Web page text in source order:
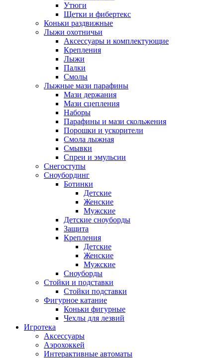
Утюги
Щетки и фибертекс
Коньки раздвижные
Лыжи охотничьи
Аксессуары и комплектующие
Крепления
Лыжи
Палки
Смолы
Лыжные мази парафины
Мази держания
Мази сцепления
Наборы
Парафины и мази скольжения
Порошки и ускорители
Смола лыжная
Смывки
Спреи и эмульсии
Снегоступы
Сноубординг
Ботинки
Детские
Женские
Мужские
Детские сноуборды
Защита
Крепления
Детские
Женские
Мужские
Сноуборды
Стойки и подставки
Cтойки подставки
Фигурное катание
Коньки фигурные
Чехлы для лезвий
Игротека
Аксессуары
Аэрохоккей
Интерактивные автоматы